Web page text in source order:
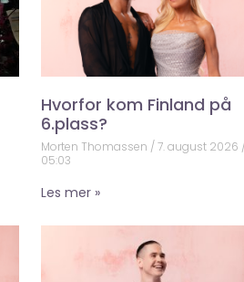
Hvorfor kom Finland på
6.plass?
Morten Thomassen
7. august 2026
05:03
Les mer »